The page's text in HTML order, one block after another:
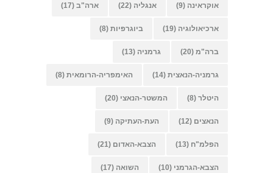
אוקראינה (9) אנגליה (22) ארה"ב (17)
ארכיאולוגיה (19) ביוגרפיות (8)
ברה"מ (20) גרמניה (13)
גרמניה-הנאצית (14) האימפריה-הרומאית (8)
היטלר (8) המשטר-הנאצי (20)
הנאצים (12) העת-העתיקה (9)
הפלמ"ח (13) הצבא-האדום (21)
הצבא-הגרמני (10) השואה (17)